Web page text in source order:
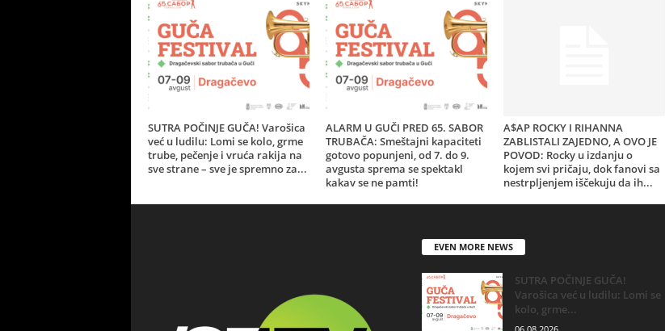
SUTRA POČINJE GUČA! Varošica
već u ludilu: Lomi se kolo, grme
trube, pečenje i vruća rakija na
sve strane – sve je spremno za...
ALARM U GUČI PRED 65. SABOR
TRUBAČA: Smeštajni kapaciteti
gotovo popunjeni, od 7. do 9.
avgusta sprema se spektakl
kakav se ne pamti!
A$AP ROCKY I RIHANNA
ZABLISTALI ZAJEDNO, A OVO JE
POVOD: Rocky u izdanju o
kojem svi pričaju, dok fanovi sa
nestrpljenjem iščekuju da ih...
EVEN MORE NEWS
SUTRA POČINJE GUČA!
Varošica već u ludilu: Lomi se
kolo, grme...